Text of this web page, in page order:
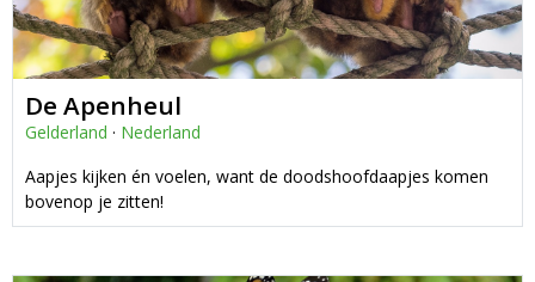
De Apenheul
Gelderland · Nederland
Aapjes kijken én voelen, want de doodshoofdaapjes komen
bovenop je zitten!